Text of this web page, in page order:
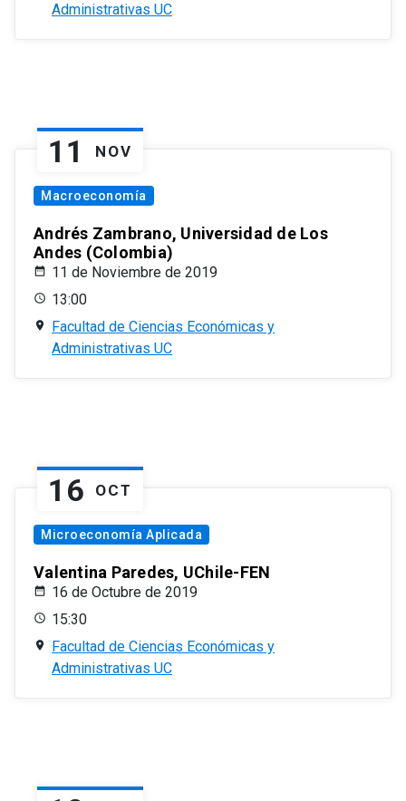
Administrativas UC
11 NOV
Macroeconomía
Andrés Zambrano, Universidad de Los
Andes (Colombia)
11 de Noviembre de 2019
13:00
Facultad de Ciencias Económicas y
Administrativas UC
16 OCT
Microeconomía Aplicada
Valentina Paredes, UChile-FEN
16 de Octubre de 2019
15:30
Facultad de Ciencias Económicas y
Administrativas UC